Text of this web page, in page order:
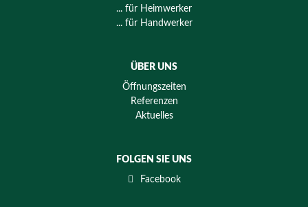
... für Heimwerker
... für Handwerker
ÜBER UNS
Öffnungszeiten
Referenzen
Aktuelles
FOLGEN SIE UNS
Facebook